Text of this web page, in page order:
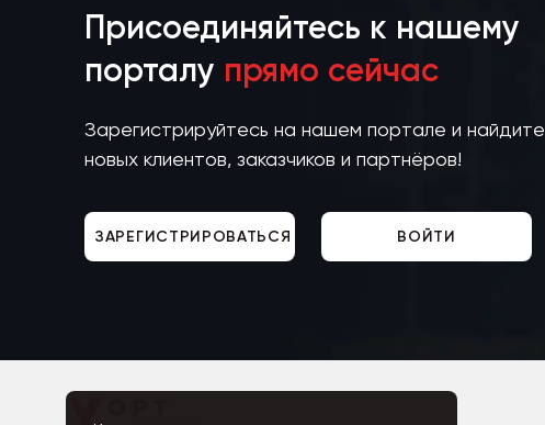
Присоединяйтесь к нашему
порталу прямо сейчас
Зарегистрируйтесь на нашем портале и найдите
новых клиентов, заказчиков и партнёров!
ЗАРЕГИСТРИРОВАТЬСЯ ВОЙТИ